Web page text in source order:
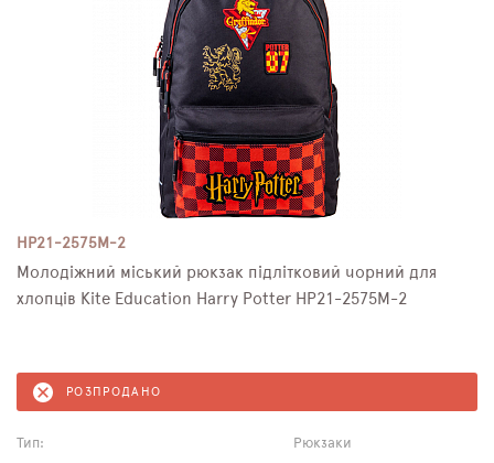
HP21-2575M-2
Молодіжний міський рюкзак підлітковий чорний для
хлопців Kite Education Harry Potter HP21-2575M-2
РОЗПРОДАНО
Тип:
Рюкзаки